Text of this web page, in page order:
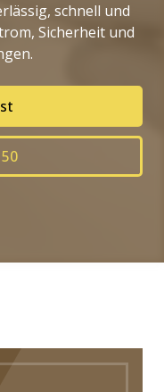
schnell und
Sicherheit und